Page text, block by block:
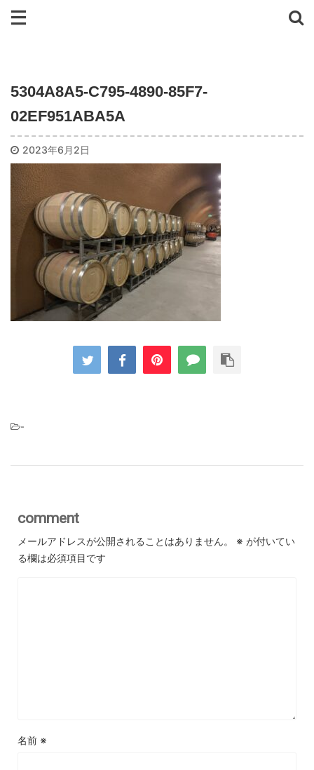
5304A8A5-C795-4890-85F7-
02EF951ABA5A
2023年6月2日
-
comment
メールアドレスが公開されることはありません。 ※ が付いてい
る欄は必須項目です
名前 ※